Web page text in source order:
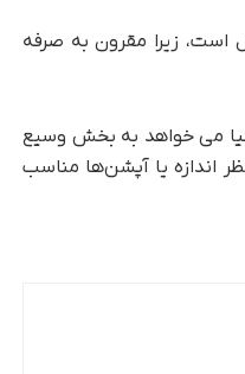
است، زیرا مقرون به صرفه
کیا می خواهد به بخش وسیع
اندازه یا آپشن‌ها مناسب